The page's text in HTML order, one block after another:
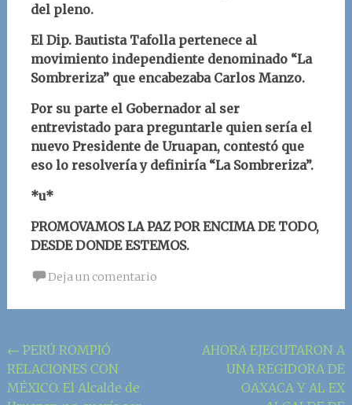
del pleno.
El Dip. Bautista Tafolla pertenece al
movimiento independiente denominado “La
Sombreriza” que encabezaba Carlos Manzo.
Por su parte el Gobernador al ser
entrevistado para preguntarle quien sería el
nuevo Presidente de Uruapan, contestó que
eso lo resolvería y definiría “La Sombreriza”.
*u*
PROMOVAMOS LA PAZ POR ENCIMA DE TODO,
DESDE DONDE ESTEMOS.
Deja un comentario
Navegación
de
← PERÚ ROMPIÓ
RELACIONES CON
MÉXICO. El Alcalde de
AHORA EJECUTARON A
UNA REGIDORA DE
OAXACA Y AL EX